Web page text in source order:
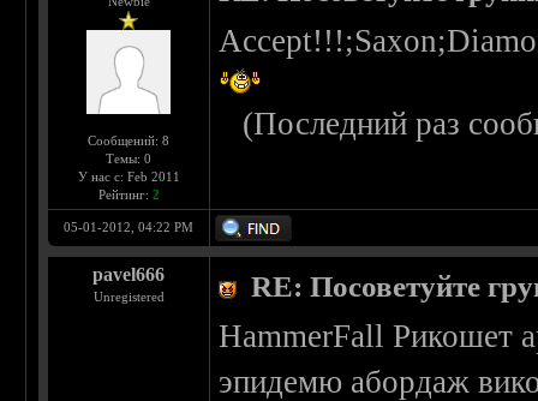
Сообщений: 8
Темы: 0
У нас с: Feb 2011
Рейтинг: 2
(Последний раз
05-01-2012, 04:22 PM
pavel666
Unregistered RE: Посоветуйте
HammerFall Рикошет
эпидемю абордаж